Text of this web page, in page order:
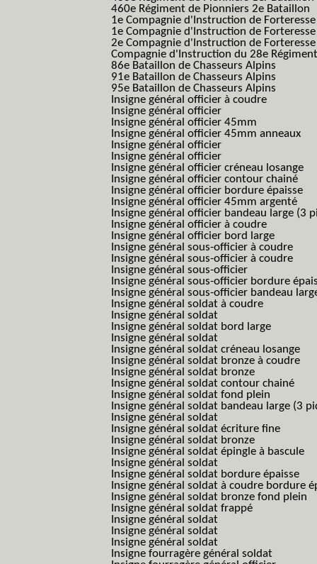
460e Régiment de Pionniers 2e Bataillon
1e Compagnie d'Instruction de
1e Compagnie d'Instruction de
2e Compagnie d'Instruction de
Compagnie d'Instruction du 28e
86e Bataillon de Chasseurs Alpins
91e Bataillon de Chasseurs Alpins
95e Bataillon de Chasseurs Alpins
Insigne général officier à coudre
Insigne général officier
Insigne général officier 45mm
Insigne général officier 45mm anneaux
Insigne général officier
Insigne général officier
Insigne général officier créneau losange
Insigne général officier contour chainé
Insigne général officier bordure épaisse
Insigne général officier 45mm argenté
Insigne général officier bandeau large (3
Insigne général officier à coudre
Insigne général officier bord large
Insigne général sous-officier à coudre
Insigne général sous-officier à coudre
Insigne général sous-officier
Insigne général sous-officier bordure
Insigne général sous-officier bandeau
Insigne général soldat à coudre
Insigne général soldat
Insigne général soldat bord large
Insigne général soldat
Insigne général soldat créneau losange
Insigne général soldat bronze à coudre
Insigne général soldat bronze
Insigne général soldat contour chainé
Insigne général soldat fond plein
Insigne général soldat bandeau large (3
Insigne général soldat
Insigne général soldat écriture fine
Insigne général soldat bronze
Insigne général soldat épingle à bascule
Insigne général soldat
Insigne général soldat bordure épaisse
Insigne général soldat à coudre bordure
Insigne général soldat bronze fond plein
Insigne général soldat frappé
Insigne général soldat
Insigne général soldat
Insigne général soldat
Insigne fourragère général soldat